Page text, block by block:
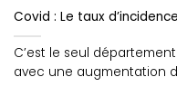
Covid : Le taux
C’est le seul
avec une augmentation